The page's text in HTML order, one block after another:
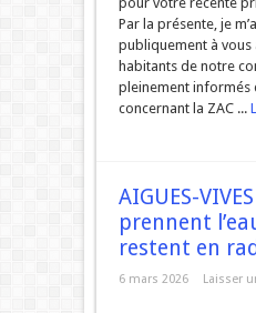
Par la présente, je
publiquement à vous
habitants de notre
pleinement informés
concernant la ZAC ...
AIGUES-
prennent
restent en
6 mars 2026 Laisser